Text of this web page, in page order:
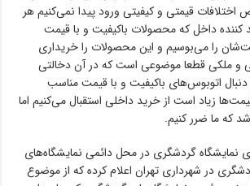
اختلافات قیمتی و کیفیتی ورود پیدا نمی‌کنیم هر
داخل که محصولات باکیفیت و با قیمت
را می‌بوسیم و این محصولات را خریداری
و ملکی قطعا موضوعی است که در آن دخالتی
اتوبوس‌های باکیفیت و با قیمت مناسب
زیاد است از خرید داخلی استقبال می‌کنیم اما
که ما ضرر کنیم.
گردشگری در محل دائمی نمایشگاه‌های
در شهرداری تهران اعلام کرده که از موضوع